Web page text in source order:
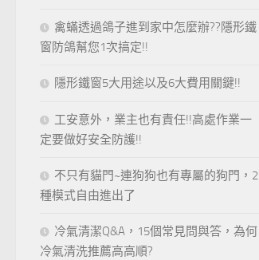
禽蟎透過鴿子進到家中怎麼辦??隱形鐵
窗防鴿幫您1次搞定!!
隱形鐵窗5大用途以及6大費用關鍵!!
工安意外，業主也有責任!!高處作業一
定要做好安全防護!!
不只有貓門~連狗狗也有專屬的狗門，2
種模式自由進出了
冷氣清潔Q&A，15個常見問與答，為何
冷氣清洗推薦高高順?